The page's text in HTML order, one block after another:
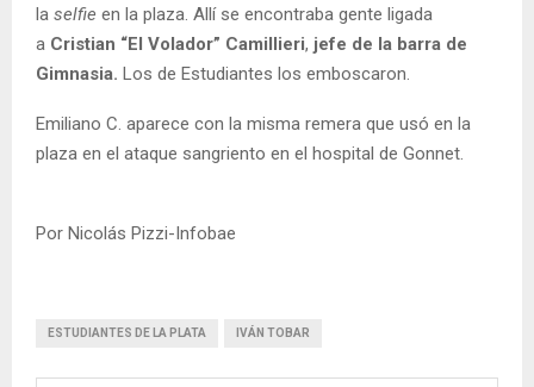
la selfie en la plaza. Allí se encontraba gente ligada
a Cristian “El Volador” Camillieri, jefe de la barra de
Gimnasia. Los de Estudiantes los emboscaron.
Emiliano C. aparece con la misma remera que usó en la
plaza en el ataque sangriento en el hospital de Gonnet.
Por Nicolás Pizzi-Infobae
ESTUDIANTES DE LA PLATA IVÁN TOBAR